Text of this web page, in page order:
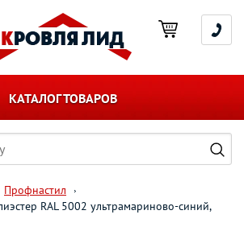
КАТАЛОГ ТОВАРОВ
Профнастил
RAL 5002 ультрамариново-синий,